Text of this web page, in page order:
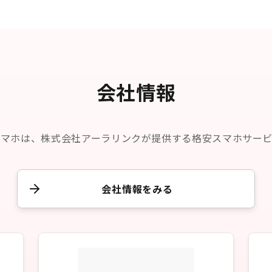
会社情報
ホは、株式会社アーラリンクが提供する格安スマホサー
会社情報をみる